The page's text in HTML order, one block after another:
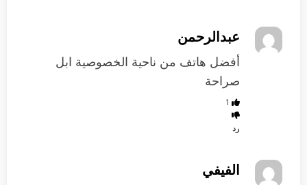
عبدالرحمن
أفضل هاتف من ناحية الخصوصية ابل
صراحة
1
رد
الفيفي